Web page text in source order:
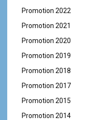
Promotion 2022
Promotion 2021
Promotion 2020
Promotion 2019
Promotion 2018
Promotion 2017
Promotion 2015
Promotion 2014